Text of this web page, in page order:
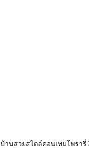
บ้านสวยสไตล์คอนเทมโพรารี่